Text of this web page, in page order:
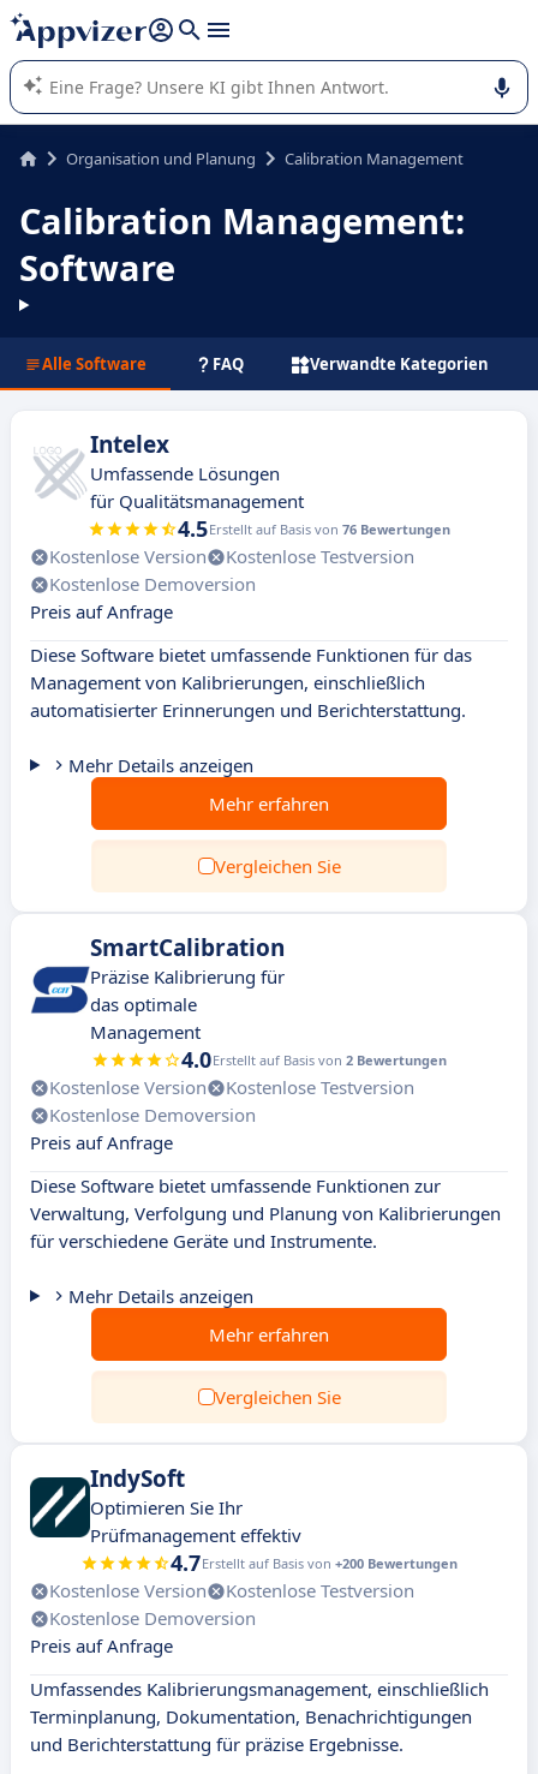
beantworten (mehrere Zeilen mit
Die KI von Appvizer führt Sie bei der Nutzung oder Auswahl
von SaaS-Software in Unternehmen.
Organisation und Planung Calibration Management
Calibration Management:
Software
Alle Software FAQ Verwandte Kategorien
Intelex
Umfassende Lösungen
für Qualitätsmanagement
4.5Erstellt auf Basis von 76 Bewertungen
Kostenlose Version
Kostenlose Testversion
Kostenlose Demoversion
Preis auf Anfrage
Diese Software bietet umfassende Funktionen für das
Management von Kalibrierungen, einschließlich
automatisierter Erinnerungen und Berichterstattung.
Mehr Details anzeigen
Mehr erfahren
Vergleichen Sie
SmartCalibration
Präzise Kalibrierung für
das optimale
Management
4.0Erstellt auf Basis von 2 Bewertungen
Kostenlose Version
Kostenlose Testversion
Kostenlose Demoversion
Preis auf Anfrage
Diese Software bietet umfassende Funktionen zur
Verwaltung, Verfolgung und Planung von Kalibrierungen
für verschiedene Geräte und Instrumente.
Mehr Details anzeigen
Mehr erfahren
Vergleichen Sie
IndySoft
Optimieren Sie Ihr
Prüfmanagement effektiv
4.7Erstellt auf Basis von +200 Bewertungen
Kostenlose Version
Kostenlose Testversion
Kostenlose Demoversion
Preis auf Anfrage
Umfassendes Kalibrierungsmanagement, einschließlich
Terminplanung, Dokumentation, Benachrichtigungen
und Berichterstattung für präzise Ergebnisse.